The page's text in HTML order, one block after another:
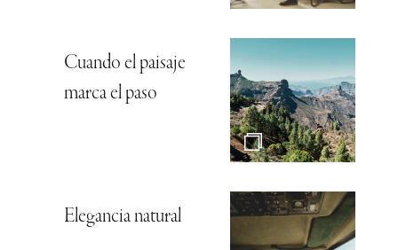
Cuando el paisaje
marca el paso
Elegancia natural